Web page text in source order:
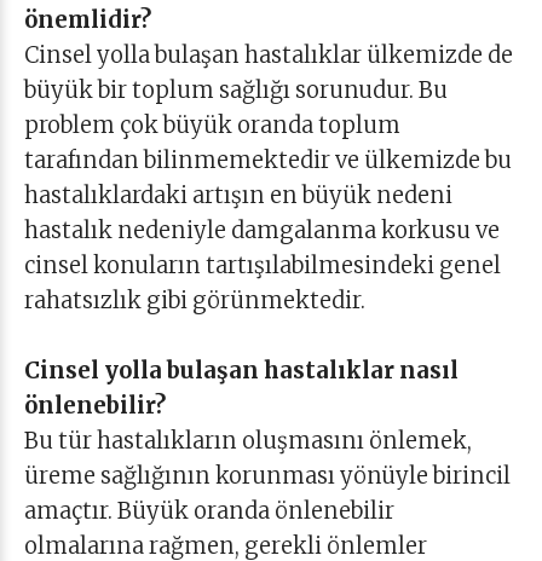
önemlidir?
Cinsel yolla bulaşan hastalıklar ülkemizde de
büyük bir toplum sağlığı sorunudur. Bu
problem çok büyük oranda toplum
tarafından bilinmemektedir ve ülkemizde bu
hastalıklardaki artışın en büyük nedeni
hastalık nedeniyle damgalanma korkusu ve
cinsel konuların tartışılabilmesindeki genel
rahatsızlık gibi görünmektedir.
Cinsel yolla bulaşan hastalıklar nasıl
önlenebilir?
Bu tür hastalıkların oluşmasını önlemek,
üreme sağlığının korunması yönüyle birincil
amaçtır. Büyük oranda önlenebilir
olmalarına rağmen, gerekli önlemler